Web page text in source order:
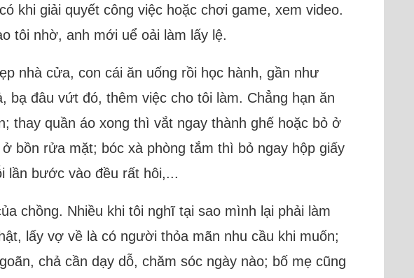
khi giải quyết công việc hoặc chơi game, xem video.
tôi nhờ, anh mới uể oải làm lấy lệ.
nhà cửa, con cái ăn uống rồi học hành, gần như
bạ đâu vứt đó, thêm việc cho tôi làm. Chẳng hạn ăn
thay quần áo xong thì vắt ngay thành ghế hoặc bỏ ở
bồn rửa mặt; bóc xà phòng tắm thì bỏ ngay hộp giấy
lần bước vào đều rất hôi,...
chồng. Nhiều khi tôi nghĩ tại sao mình lại phải làm
lấy vợ về là có người thỏa mãn nhu cầu khi muốn;
chả cần dạy dỗ, chăm sóc ngày nào; bố mẹ cũng